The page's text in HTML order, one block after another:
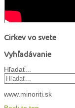
Cirkev vo svete
Vyhľadávanie
Hľadať...
www.minoriti.sk